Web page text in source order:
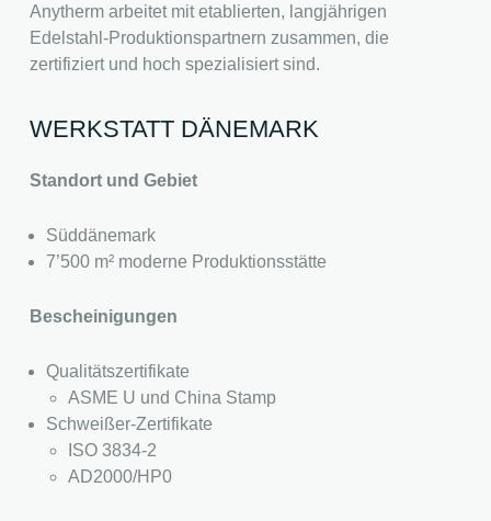
Anytherm arbeitet mit etablierten, langjährigen
Edelstahl-Produktionspartnern zusammen, die
zertifiziert und hoch spezialisiert sind.
WERKSTATT DÄNEMARK
Standort und Gebiet
Süddänemark
7’500 m² moderne Produktionsstätte
Bescheinigungen
Qualitätszertifikate
ASME U und China Stamp
Schweißer-Zertifikate
ISO 3834-2
AD2000/HP0